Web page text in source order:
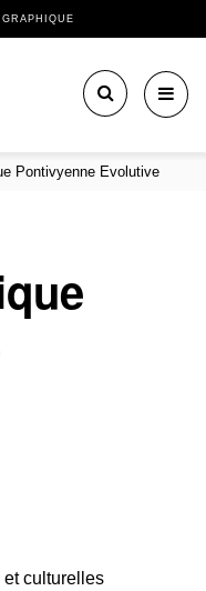
Pontivyenne Evolutive
et culturelles